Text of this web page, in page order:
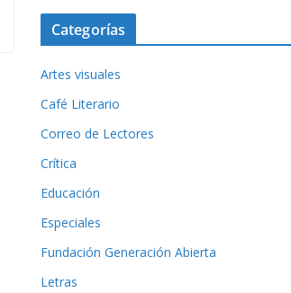
Categorías
Artes visuales
Café Literario
Correo de Lectores
Crítica
Educación
Especiales
Fundación Generación Abierta
Letras